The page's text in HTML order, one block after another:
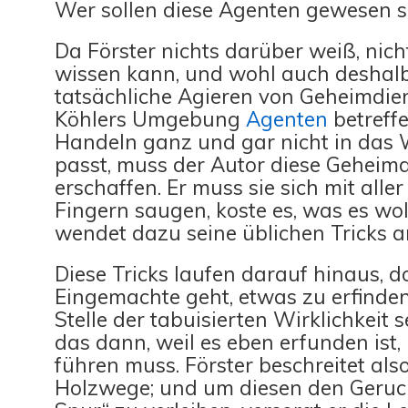
Wer sollen diese Agenten gewesen
Da Förster nichts darüber weiß,
wissen kann, und wohl auch
tatsächliche Agieren von
Köhlers Umgebung Agenten
Handeln ganz und gar nicht in das
passt, muss der Autor diese
erschaffen. Er muss sie sich mit
Fingern saugen, koste es, was es
wendet dazu seine üblichen Tricks
Diese Tricks laufen darauf hinaus,
Eingemachte geht, etwas zu
Stelle der tabuisierten Wirklichkeit
das dann, weil es eben erfunden ist,
führen muss. Förster beschreitet
Holzwege; und um diesen den